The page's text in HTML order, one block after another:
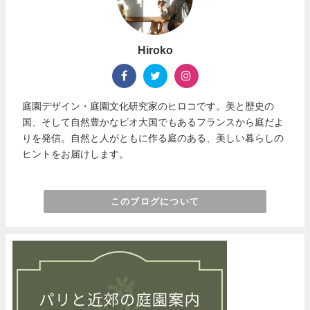
Hiroko
庭園デザイン・庭園文化研究家のヒロコです。美と歴史の
国、そして自然豊かなビオ大国でもあるフランスから庭だよ
りを発信。自然と人がともに作る庭のある、美しい暮らしの
ヒントをお届けします。
このブログについて